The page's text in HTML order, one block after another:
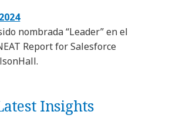
nombrada “Leader” en el
Report for Salesforce
Insights